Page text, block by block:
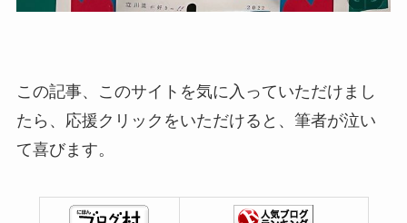
この記事、このサイトを気に入っていただけまし
たら、応援クリックをいただけると、筆者が泣い
て喜びます。